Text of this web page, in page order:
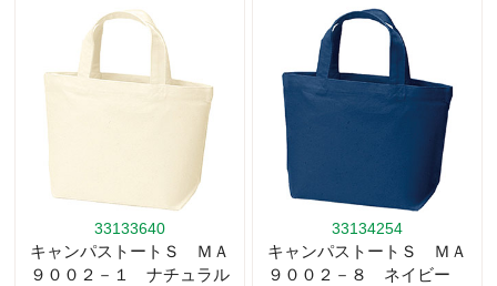
33133640
キャンパストートＳ ＭＡ
９００２－１ ナチュラル
33134254
キャンパストートＳ ＭＡ
９００２－８ ネイビー